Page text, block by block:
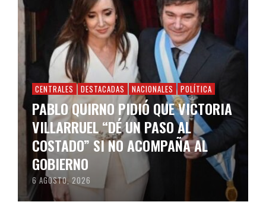
CENTRALES DESTACADAS NACIONALES POLÍTICA
PABLO QUIRNO PIDIÓ QUE VICTORIA
VILLARRUEL “DÉ UN PASO AL
COSTADO” SI NO ACOMPAÑA AL
GOBIERNO
6 AGOSTO, 2026